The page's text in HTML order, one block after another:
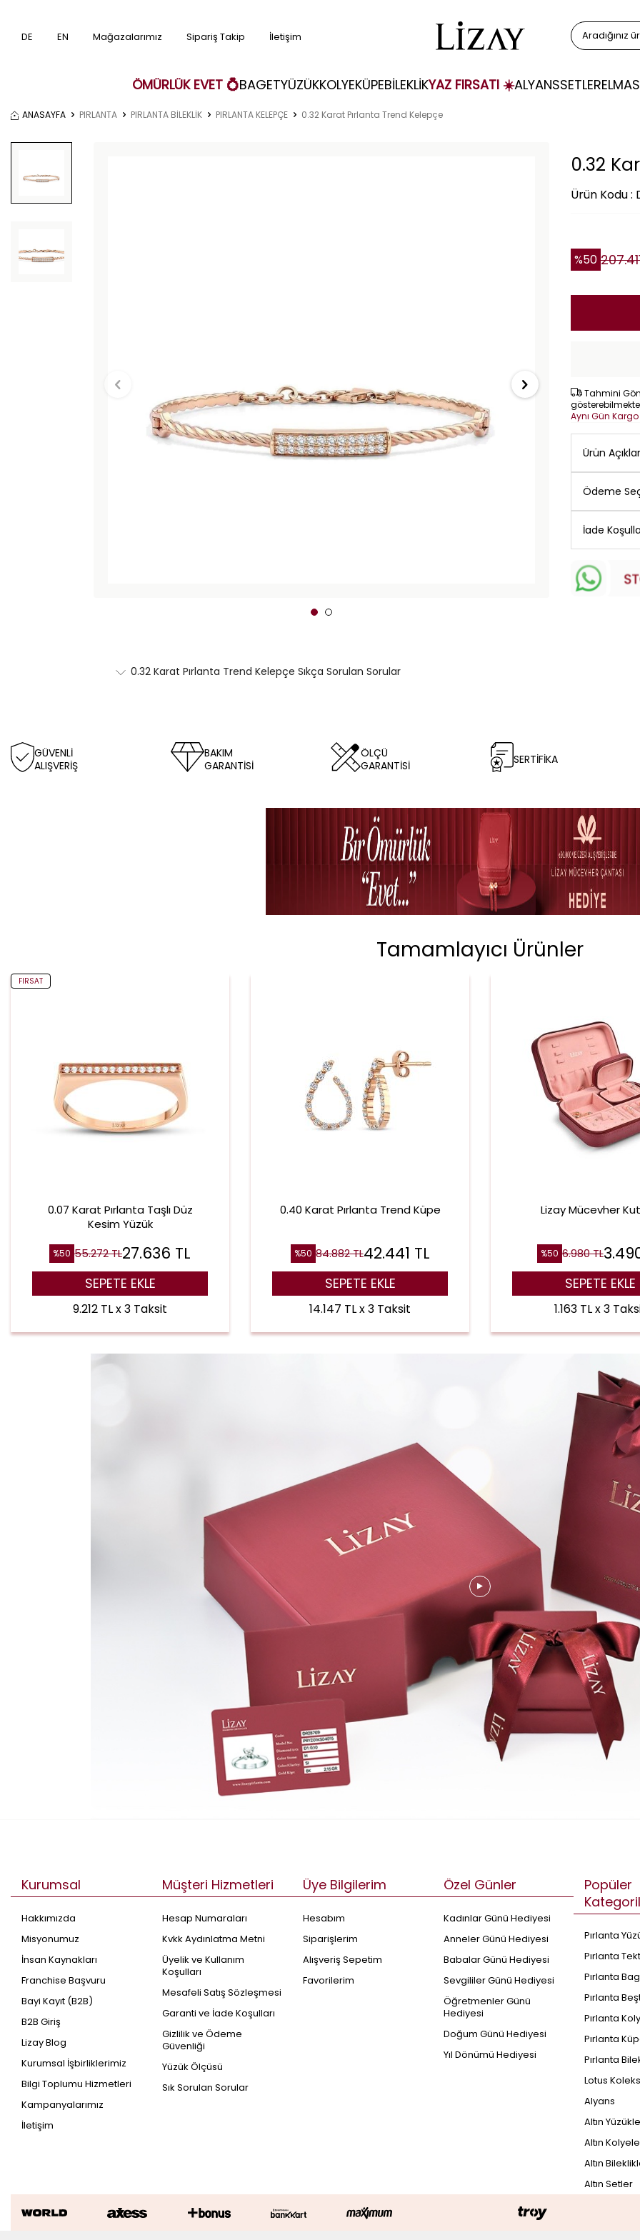
DE EN Mağazalarımız Sipariş Takip İletişim
ÖMÜRLÜK EVET 💍BAGETYÜZÜKKOLYEKÜPEBİLEKLİKYAZ FIRSATI ☀️ALYANSSETLERELMAS
ANASAYFA PIRLANTA PIRLANTA BİLEKLİK PIRLANTA KELEPÇE 0.32 Karat Pırlanta Trend Kelepçe
0.32
Ürün Kodu :
%50
Tahmini
Aynı Gün Kargo
Ürün
Ödeme
İade
0.32 Karat Pırlanta Trend Kelepçe Sıkça Sorulan Sorular
0.32 Karat Pırlanta Trend
GÜVENLİ
ALIŞVERİŞ
BAKIM
GARANTİSİ
ÖLÇÜ
GARANTİSİ
SERTİFİKA
Tamamlayıcı Ürünler
FIRSAT
0.07 Karat Pırlanta Taşlı Düz
Kesim Yüzük
%50 55.272TL27.636 TL
SEPETE EKLE
9.212 TL x 3 Taksit
0.40 Karat Pırlanta Trend Küpe
%50 84.882TL42.441 TL
SEPETE EKLE
14.147 TL x 3 Taksit
Lizay Mücevher
%50 6.980TL
SEPETE EKLE
1.163 TL x 3
Kurumsal
Hakkımızda
Misyonumuz
İnsan Kaynakları
Franchise Başvuru
Bayi Kayıt (B2B)
B2B Giriş
Lizay Blog
Kurumsal İşbirliklerimiz
Bilgi Toplumu Hizmetleri
Kampanyalarımız
İletişim
Müşteri Hizmetleri
Hesap Numaraları
Kvkk Aydınlatma Metni
Üyelik ve Kullanım
Koşulları
Mesafeli Satış Sözleşmesi
Garanti ve İade Koşulları
Gizlilik ve Ödeme
Güvenliği
Yüzük Ölçüsü
Sık Sorulan Sorular
Üye Bilgilerim
Hesabım
Siparişlerim
Alışveriş Sepetim
Favorilerim
Özel Günler
Kadınlar Günü Hediyesi
Anneler Günü Hediyesi
Babalar Günü Hediyesi
Sevgililer Günü Hediyesi
Öğretmenler Günü
Hediyesi
Doğum Günü Hediyesi
Yıl Dönümü Hediyesi
Popüler
Pırlanta
Pırlanta
Pırlanta
Pırlanta
Pırlanta
Pırlanta
Pırlanta
Lotus
Alyans
Altın
Altın
Altın
Altın Setler